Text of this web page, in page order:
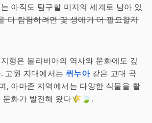
아직도 탐구할 미지의 세계로 남아 있
다 탐험하려면 몇 생애가 더 필요할지
형은 볼리비아의 역사와 문화에도 깊
고원 지대에서는 퀴누아같은 고대 곡
, 아마존 지역에서는 다양한 식물을 활
문화가 발전해 왔다🌾🍃.